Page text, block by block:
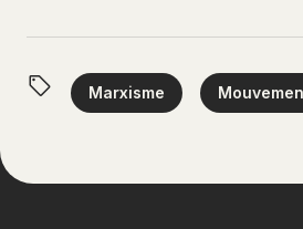
Marxisme